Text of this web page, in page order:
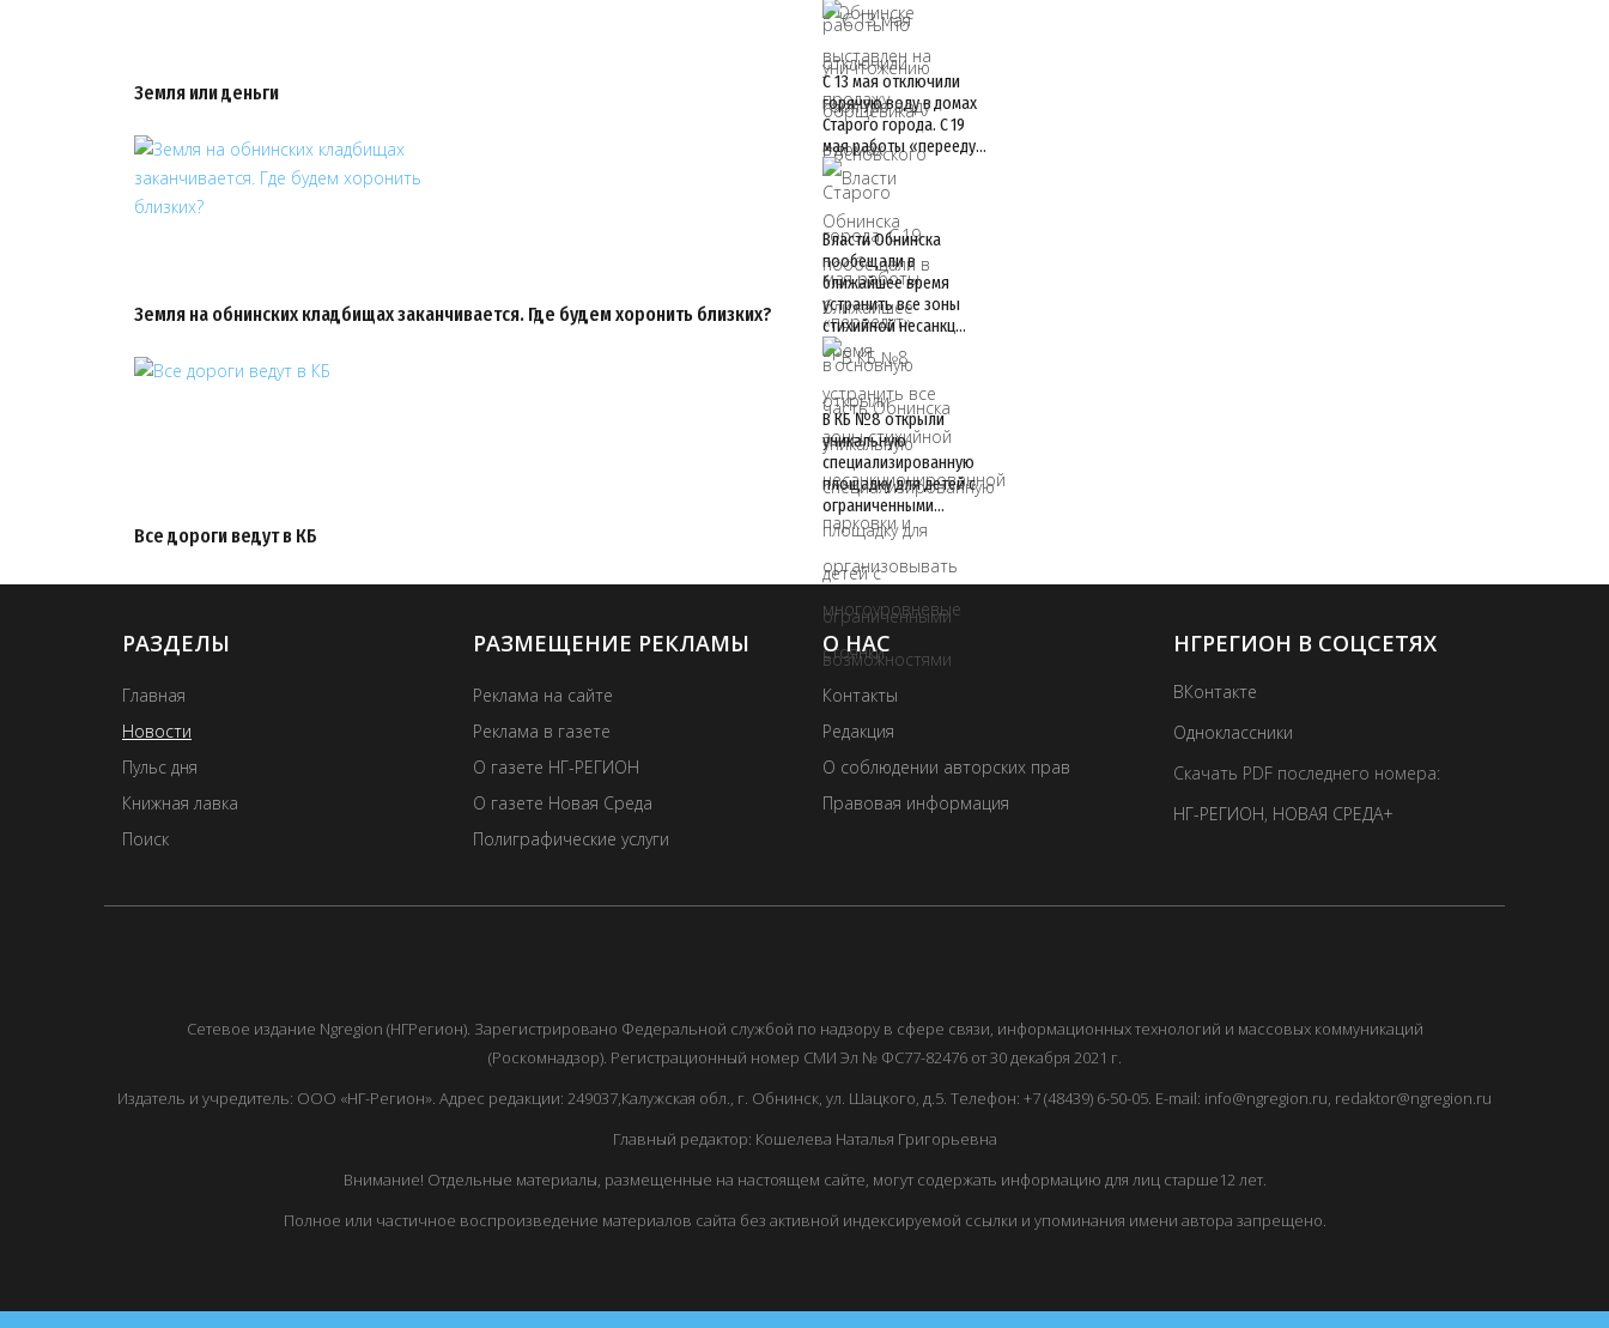
Земля или деньги
Земля на обнинских кладбищах заканчивается. Где будем хоронить близких?
Все дороги ведут в КБ
С 13 мая отключили
горячую воду в домах
Старого города. С 19
мая работы «перееду…
Власти Обнинска
пообещали в
ближайшее время
устранить все зоны
стихийной несанкц…
В КБ №8 открыли
уникальную
специализированную
площадку для детей с
ограниченными…
РАЗДЕЛЫ
Главная
Новости
Пульс дня
Книжная лавка
Поиск
РАЗМЕЩЕНИЕ РЕКЛАМЫ
Реклама на сайте
Реклама в газете
О газете НГ-РЕГИОН
О газете Новая Среда
Полиграфические услуги
О НАС
Контакты
Редакция
О соблюдении авторских прав
Правовая информация
НГРЕГИОН В СОЦСЕТЯХ
ВКонтакте
Одноклассники
Скачать PDF последнего номера:
НГ-РЕГИОН, НОВАЯ СРЕДА+
Сетевое издание Ngregion (НГРегион). Зарегистрировано Федеральной службой по надзору в сфере связи, информационных технологий и массовых коммуникаций
(Роскомнадзор). Регистрационный номер СМИ Эл № ФС77-82476 от 30 декабря 2021 г.
Издатель и учредитель: ООО «НГ-Регион». Адрес редакции: 249037,Калужская обл., г. Обнинск, ул. Шацкого, д.5. Телефон: +7 (48439) 6-50-05. E-mail: info@ngregion.ru, redaktor@ngregion.ru
Главный редактор: Кошелева Наталья Григорьевна
Внимание! Отдельные материалы, размещенные на настоящем сайте, могут содержать информацию для лиц старше12 лет.
Полное или частичное воспроизведение материалов сайта без активной индексируемой ссылки и упоминания имени автора запрещено.